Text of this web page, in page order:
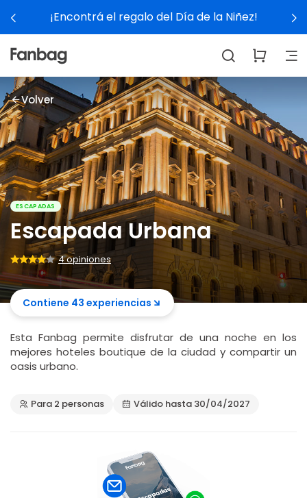
Niñez! Ver experiencias
Volver
ESCAPADAS
Escapada Urbana
4 opiniones
Contiene 43 experiencias
Esta Fanbag permite disfrutar de una noche en los
mejores hoteles boutique de la ciudad y compartir un
oasis urbano.
Para 2 personas Válido hasta 30/04/2027